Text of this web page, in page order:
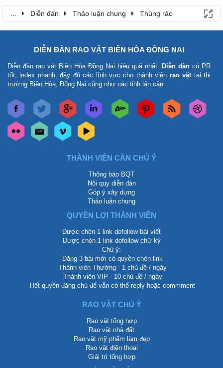
Diễn đàn Thảo luận chung Thùng rác
DIỄN ĐÀN RAO VẶT BIÊN HÒA ĐỒNG NAI
Diễn đàn rao vặt Biên Hòa Đồng Nai hiệu quả nhất. Diễn đàn có PR
tốt, index nhanh, đầy đủ các lĩnh vực cho thành viên rao vặt tại thị
trường Biên Hòa, Đồng Nai cũng như các tỉnh lân cận.
THÀNH VIÊN CẦN CHÚ Ý
Thông báo BQT
Nội quy diễn đàn
Góp ý xây dựng
Thảo luận chung
QUYỀN LỢI THÀNH VIÊN
Được chèn 1 link dofollow bài viết
Được chèn 1 link dofollow chữ ký
Chú ý:
-Đăng 3 bài mới có quyền chèn link
-Thành viên Thường - 1 chủ đề / ngày
-Thành viên VIP - 10 chủ đề / ngày
-Hết quyền đăng chủ để vẫn có thể reply hoặc commment
RAO VẶT CHÚ Ý
Rao vặt tổng hợp
Rao vặt nhà đất
Rao vặt mỹ phẩm làm đẹp
Rao vặt điện thoại
Giải trí tổng hợp